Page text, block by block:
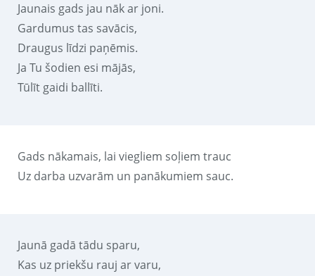
Jaunais gads jau nāk ar joni.
Gardumus tas savācis,
Draugus līdzi paņēmis.
Ja Tu šodien esi mājās,
Tūlīt gaidi ballīti.
Gads nākamais, lai viegliem soļiem trauc
Uz darba uzvarām un panākumiem sauc.
Jaunā gadā tādu sparu,
Kas uz priekšu rauj ar varu,